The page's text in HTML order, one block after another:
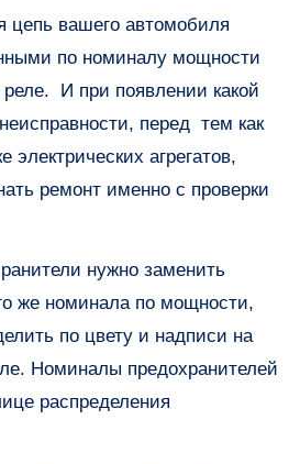
по номиналу мощности
И при появлении какой
перед тем как
электрических агрегатов,
ремонт именно с проверки
нужно заменить
же номинала по мощности,
по цвету и надписи на
Номиналы предохранителей
распределения